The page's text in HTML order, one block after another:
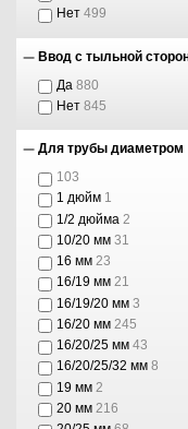
Нет 499
Ввод с тыльной
Да 880
Нет 845
Для трубы диаметром
103
1 дюйм 1
1/2 дюйма 2
10/20 мм 31
16 мм 23
16/19 мм 21
16/19/20 мм 3
16/20 мм 245
16/20/25 мм 43
16/20/25/32 мм 8
19 мм 2
20 мм 216